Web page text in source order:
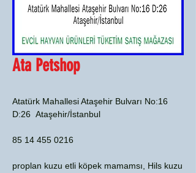
Ata Petshop
Atatürk Mahallesi Ataşehir Bulvarı No:16
D:26 Ataşehir/İstanbul
0216 455 14 85
proplan kuzu etli köpek mamamsı, Hils kuzu